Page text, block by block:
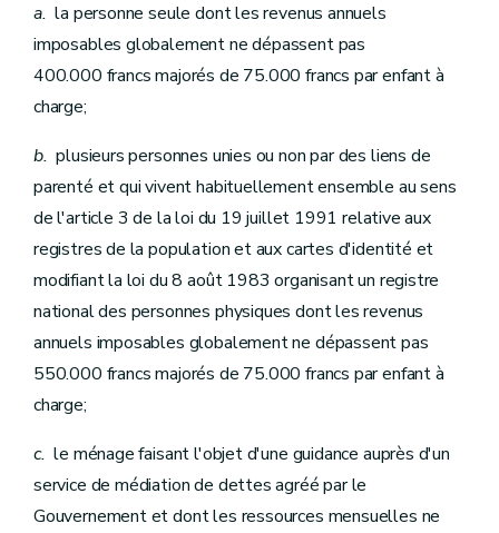
a. la personne seule dont les revenus annuels
imposables globalement ne dépassent pas
400.000 francs majorés de 75.000 francs par enfant à
charge;
b. plusieurs personnes unies ou non par des liens de
parenté et qui vivent habituellement ensemble au sens
de l'article 3 de la loi du 19 juillet 1991 relative aux
registres de la population et aux cartes d'identité et
modifiant la loi du 8 août 1983 organisant un registre
national des personnes physiques dont les revenus
annuels imposables globalement ne dépassent pas
550.000 francs majorés de 75.000 francs par enfant à
charge;
c. le ménage faisant l'objet d'une guidance auprès d'un
service de médiation de dettes agréé par le
Gouvernement et dont les ressources mensuelles ne